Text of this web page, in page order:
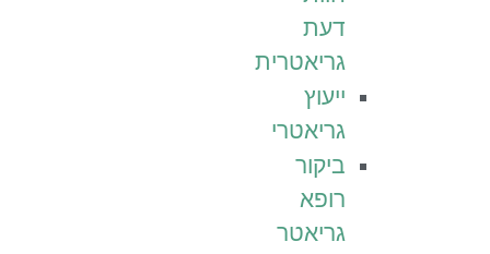
דעת
גריאטרית
ייעוץ
גריאטרי
ביקור
רופא
גריאטר